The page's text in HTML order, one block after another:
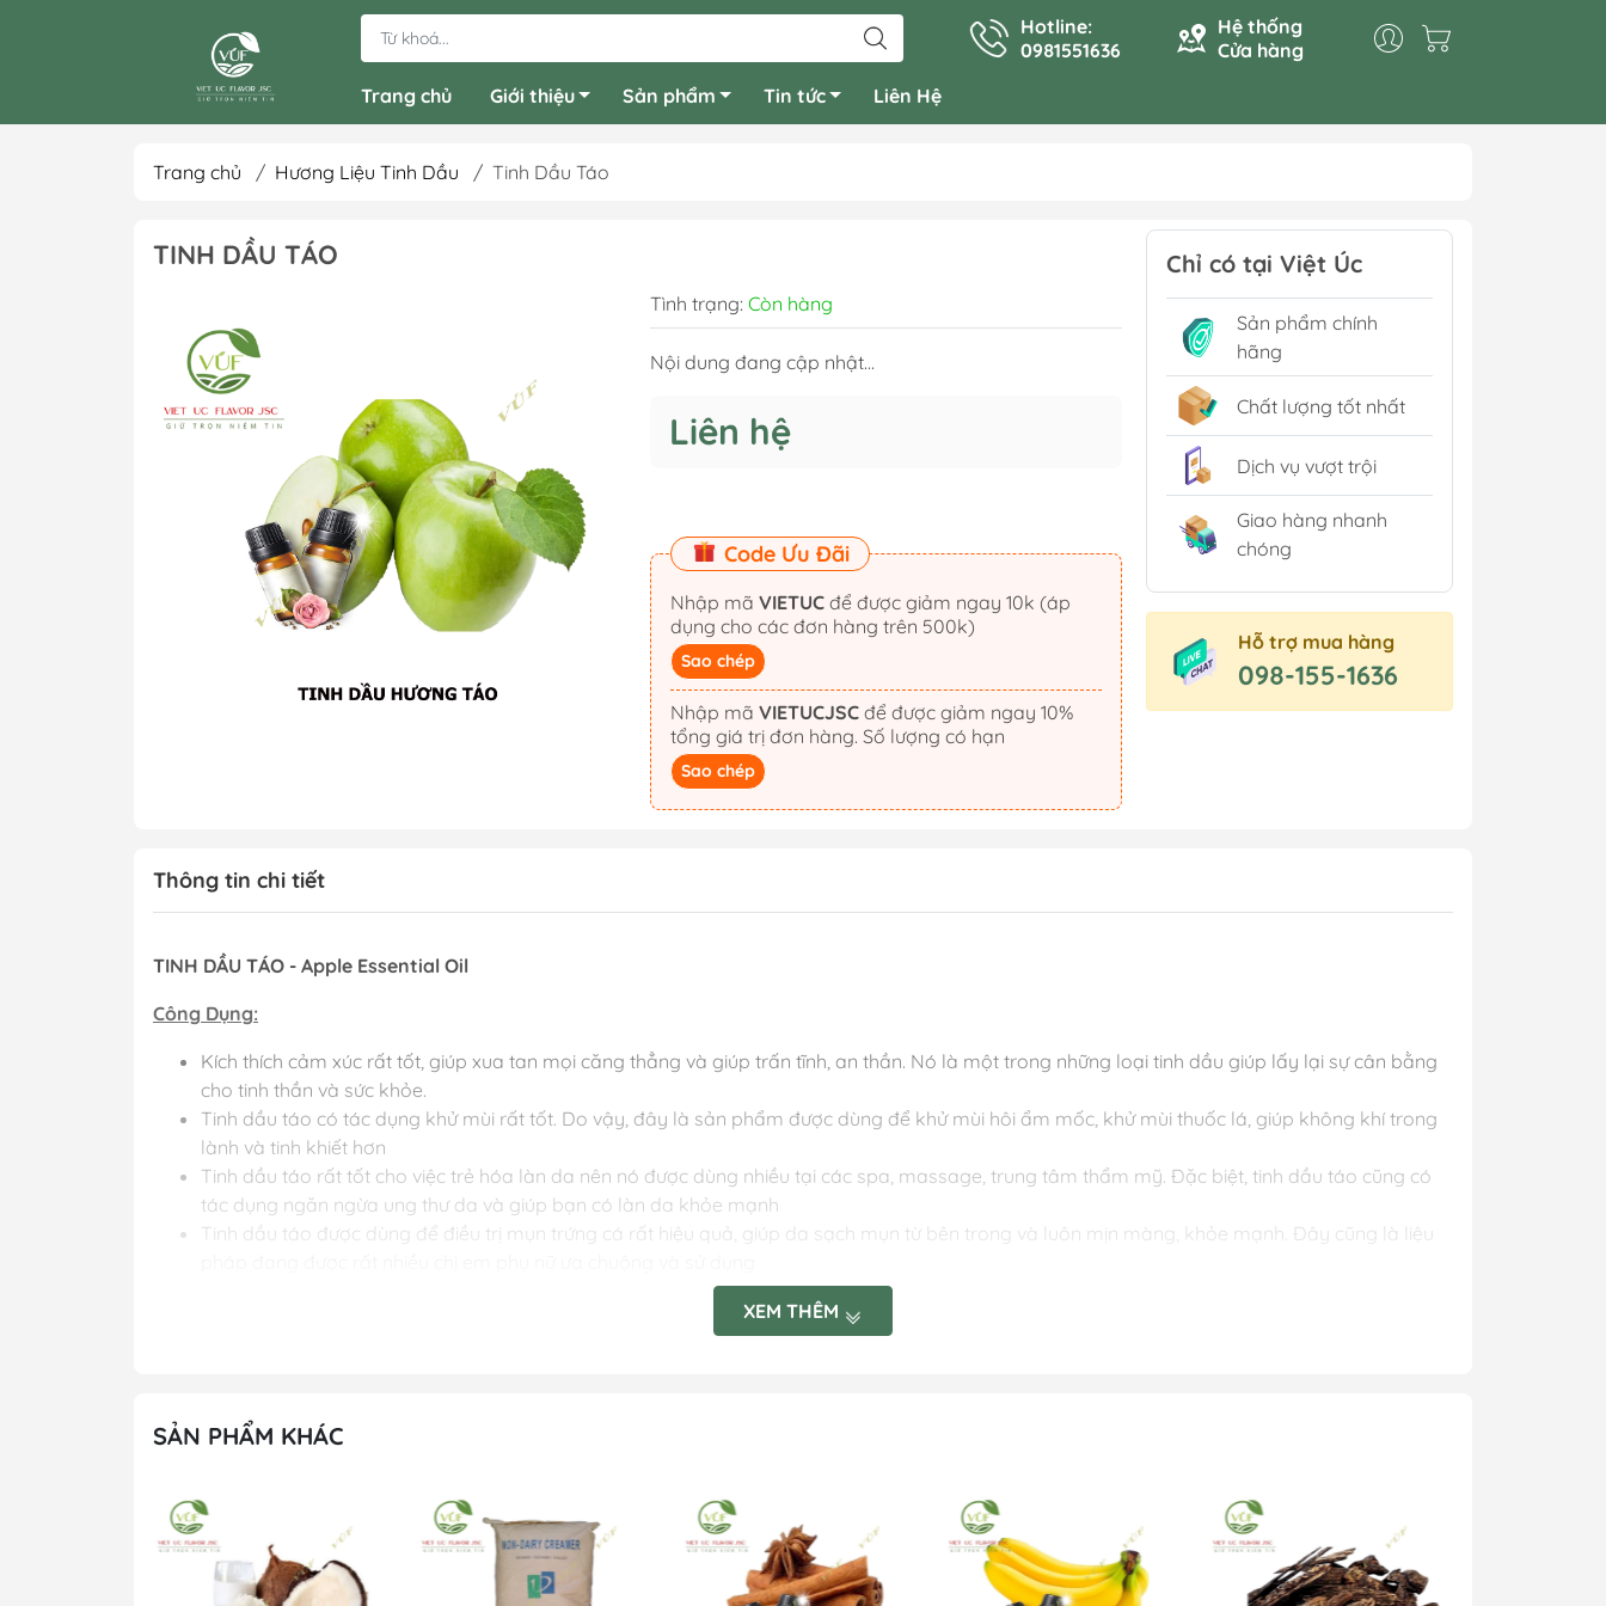
Hotline:
0981551636
Hệ thống
Cửa hàng
Trang chủ
Giới thiệu Sản phẩm
Nguyên Liệu Kem Lạnh
Nguyên Liệu Trà Sữa
Phụ Gia Dùng Cho Bánh,
Tin tức Liên Hệ
Trang chủ / Hương Liệu Tinh Dầu / Tinh Dầu Táo
TINH DẦU TÁO
Tình trạng: Còn hàng
Nội dung đang cập nhật...
Liên hệ
Code Ưu Đãi
Nhập mã VIETUCđể được giảm ngay 10k (áp
dụng cho các đơn hàng trên 500k)
Sao chép
Nhập mã VIETUCJSCđể được giảm ngay 10%
tổng giá trị đơn hàng. Số lượng có hạn
Sao chép
Chỉ có tại Việt Úc
Sản phẩm chính
hãng
Chất lượng tốt nhất
Dịch vụ vượt trội
Giao hàng nhanh
chóng
Hỗ trợ mua hàng
098-155-1636
Thông tin chi tiết
TINH DẦU TÁO - Apple Essential Oil
Công Dụng:
Kích thích cảm xúc rất tốt, giúp xua tan mọi căng thẳng và giúp trấn tĩnh, an thần. Nó là một trong những loại tinh dầu giúp lấy lại sự cân bằng
cho tinh thần và sức khỏe.
Tinh dầu táo có tác dụng khử mùi rất tốt. Do vậy, đây là sản phẩm được dùng để khử mùi hôi ẩm mốc, khử mùi thuốc lá, giúp không khí trong
lành và tinh khiết hơn
Tinh dầu táo rất tốt cho việc trẻ hóa làn da nên nó được dùng nhiều tại các spa, massage, trung tâm thẩm mỹ. Đặc biệt, tinh dầu táo cũng có
tác dụng ngăn ngừa ung thư da và giúp bạn có làn da khỏe mạnh
Tinh dầu táo được dùng để điều trị mụn trứng cá rất hiệu quả, giúp da sạch mụn từ bên trong và luôn mịn màng, khỏe mạnh. Đây cũng là liệu
Đối với máy khuếch tán công nghiệp, sử dụng tinh dầu nguyên chất không pha với nước.
Nơi khô ráo, thoáng mát, tránh ánh nắng trực tiếp.
Quý Khách Mua Hàng Liên Hệ:
CÔNG TY CỔ PHẦN XUẤT NHẬP KHẨU HƯƠNG LIỆU VIỆT ÚC
XEM THÊM
SẢN PHẨM KHÁC